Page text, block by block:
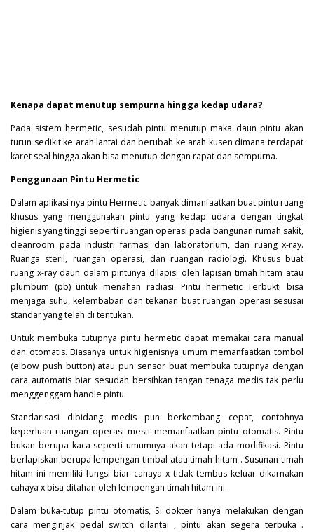
Kenapa dapat menutup sempurna hingga kedap udara?
Pada sistem hermetic, sesudah pintu menutup maka daun pintu akan
turun sedikit ke arah lantai dan berubah ke arah kusen dimana terdapat
karet seal hingga akan bisa menutup dengan rapat dan sempurna.
Penggunaan Pintu Hermetic
Dalam aplikasi nya pintuHermetic banyak dimanfaatkan buat pintu ruang
khusus yang menggunakan pintu yang kedap udara dengan tingkat
higienis yang tinggi seperti ruangan operasi pada bangunan rumah sakit,
cleanroom pada industri farmasi dan laboratorium, dan ruang x-ray.
Ruanga steril, ruangan operasi, dan ruangan radiologi. Khusus buat
ruang x-ray daun dalam pintunya dilapisi oleh lapisan timah hitam atau
plumbum (pb) untuk menahan radiasi. Pintu hermetic Terbukti bisa
menjaga suhu, kelembaban dan tekanan buat ruangan operasi sesusai
standar yang telah di tentukan.
Untuk membuka tutupnya pintu hermetic dapat memakai cara manual
dan otomatis. Biasanya untuk higienisnya umum memanfaatkan tombol
(elbow push button) atau pun sensor buat membuka tutupnya dengan
cara automatis biar sesudah bersihkan tangan tenaga medis tak perlu
menggenggam handle pintu.
Standarisasi dibidang medis pun berkembang cepat, contohnya
keperluan ruangan operasi mesti memanfaatkan pintu otomatis. Pintu
bukan berupa kaca seperti umumnya akan tetapi ada modifikasi. Pintu
berlapiskan berupa lempengan timbal atau timah hitam . Susunan timah
hitam ini memiliki fungsi biar cahaya x tidak tembus keluar dikarnakan
cahaya x bisa ditahan oleh lempengan timah hitam ini.
Dalam buka-tutup pintu otomatis, Si dokter hanya melakukan dengan
cara menginjak pedal switch dilantai , pintu akan segera terbuka .